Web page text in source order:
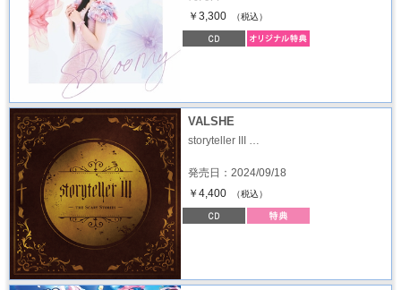
￥3,300
（税込）
VALSHE
storyteller III …
発売日：2024/09/18
￥4,400
（税込）